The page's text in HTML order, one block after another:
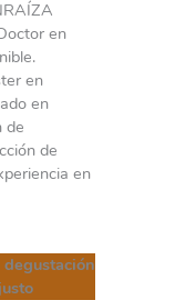
en
en
en
de
de
en